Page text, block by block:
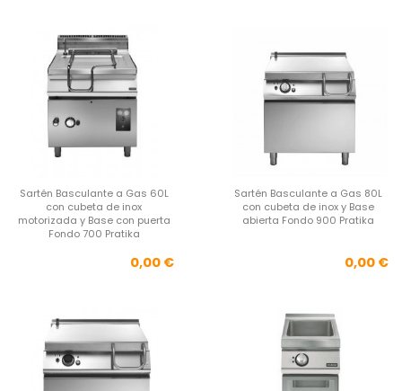
Sartén Basculante a Gas 60L
con cubeta de inox
motorizada y Base con puerta
Fondo 700 Pratika
Precio
0,00 €
Sartén Basculante a Gas 80L
con cubeta de inox y Base
abierta Fondo 900 Pratika
0,00 €